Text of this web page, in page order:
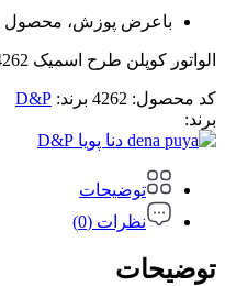
باعرض پوزش،
الواتور کوپلن طرح اسمیک 4262
کد محصول: 4262 برند: D&P
برند:
D&P
توضیحات
نظرات (0)
توضیحات